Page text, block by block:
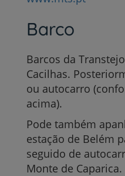
Barco
Barcos da
Cacilhas.
ou autocarro
acima).
Pode também
estação de Belém
seguido de
Monte de Caparica.